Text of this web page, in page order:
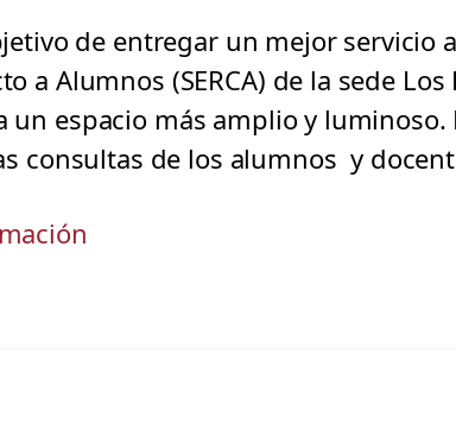
de entregar un mejor servicio
a Alumnos (SERCA) de la sede
un espacio más amplio y
consultas de los alumnos y